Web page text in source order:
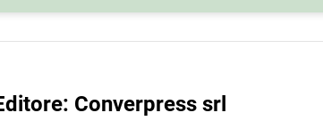
Converpress srl